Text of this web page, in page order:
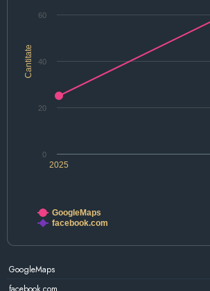
Cantitate
2025
0
20
40
60
GoogleMaps
facebook.com
GoogleMaps